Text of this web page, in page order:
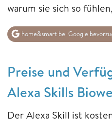
warum sie sich so
home&smart bei Google
Preise und
Alexa Skills
Der Alexa Skill ist